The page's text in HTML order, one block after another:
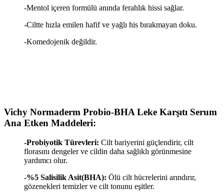
-Mentol içeren formülü anında ferahlık hissi sağlar.
-Ciltte hızla emilen hafif ve yağlı his bırakmayan doku.
-Komedojenik değildir.
Vichy Normaderm Probio-BHA Leke Karşıtı Serum
Ana Etken Maddeleri:
-Probiyotik Türevleri: Cilt bariyerini güçlendirir, cilt
florasını dengeler ve cildin daha sağlıklı görünmesine
yardımcı olur.
-%5 Salisilik Asit(BHA): Ölü cilt hücrelerini arındırır,
gözenekleri temizler ve cilt tonunu eşitler.